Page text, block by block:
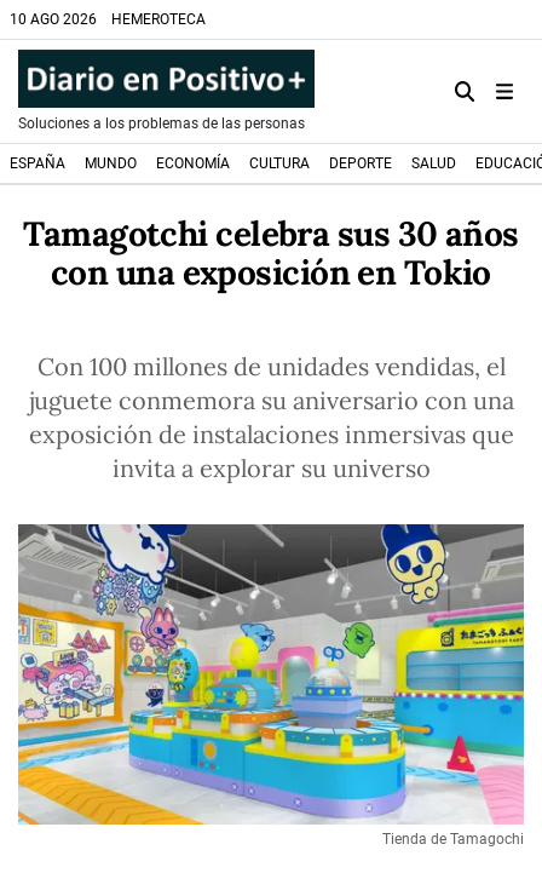
10 AGO 2026 HEMEROTECA
Soluciones a los problemas de las personas
ESPAÑA MUNDO ECONOMÍA CULTURA DEPORTE SALUD
Tamagotchi celebra sus 30 años
con una exposición en Tokio
Con 100 millones de unidades vendidas, el
juguete conmemora su aniversario con una
exposición de instalaciones inmersivas que
invita a explorar su universo
Tienda de Tamagochi